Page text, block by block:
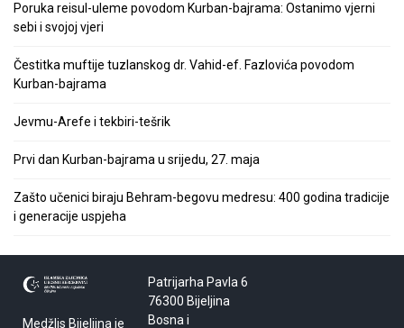
Poruka reisul-uleme povodom Kurban-bajrama: Ostanimo vjerni
sebi i svojoj vjeri
Čestitka muftije tuzlanskog dr. Vahid-ef. Fazlovića povodom
Kurban-bajrama
Jevmu-Arefe i tekbiri-tešrik
Prvi dan Kurban-bajrama u srijedu, 27. maja
Zašto učenici biraju Behram-begovu medresu: 400 godina tradicije
i generacije uspjeha
Medžlis Bijeljina je
Patrijarha Pavla 6
76300 Bijeljina
Bosna i